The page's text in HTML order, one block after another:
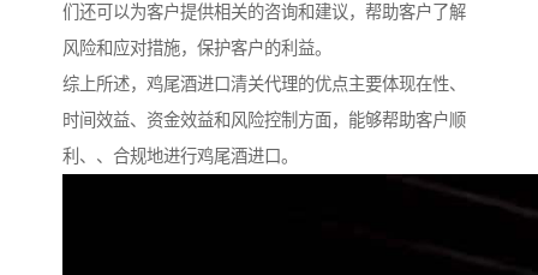
们还可以为客户提供相关的咨询和建议，帮助客户了解
风险和应对措施，保护客户的利益。
综上所述，鸡尾酒进口清关代理的优点主要体现在性、
时间效益、资金效益和风险控制方面，能够帮助客户顺
利、、合规地进行鸡尾酒进口。